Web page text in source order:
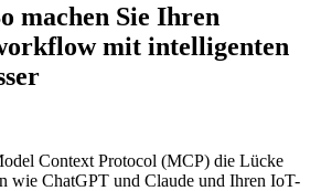
machen Sie Ihren
mit intelligenten
Context Protocol (MCP) die Lücke
wie ChatGPT und Claude und Ihren IoT-